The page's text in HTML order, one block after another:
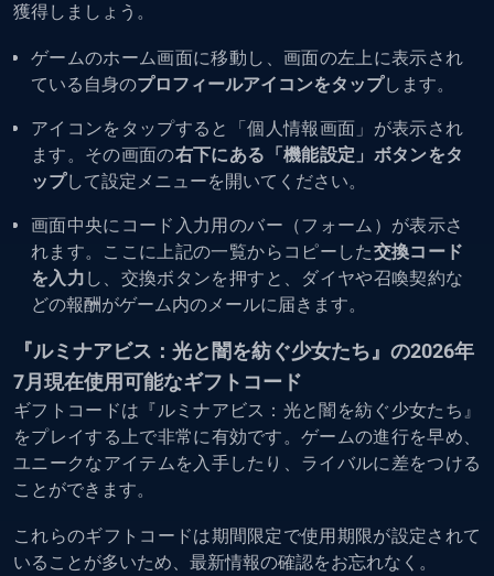
獲得しましょう。
ゲームのホーム画面に移動し、画面の左上に表示され
ている自身のプロフィールアイコンをタップします。
アイコンをタップすると「個人情報画面」が表示され
ます。その画面の右下にある「機能設定」ボタンをタ
ップして設定メニューを開いてください。
画面中央にコード入力用のバー（フォーム）が表示さ
れます。ここに上記の一覧からコピーした交換コード
を入力 し、交換ボタンを押すと、ダイヤや召喚契約な
どの報酬がゲーム内のメールに届きます。
『ルミナアビス：光と闇を紡ぐ少女たち』の2026年
7月現在使用可能なギフトコード
ギフトコードは『ルミナアビス：光と闇を紡ぐ少女たち』
をプレイする上で非常に有効です。ゲームの進行を早め、
ユニークなアイテムを入手したり、ライバルに差をつける
ことができます。
これらのギフトコードは期間限定で使用期限が設定されて
いることが多いため、最新情報の確認をお忘れなく。